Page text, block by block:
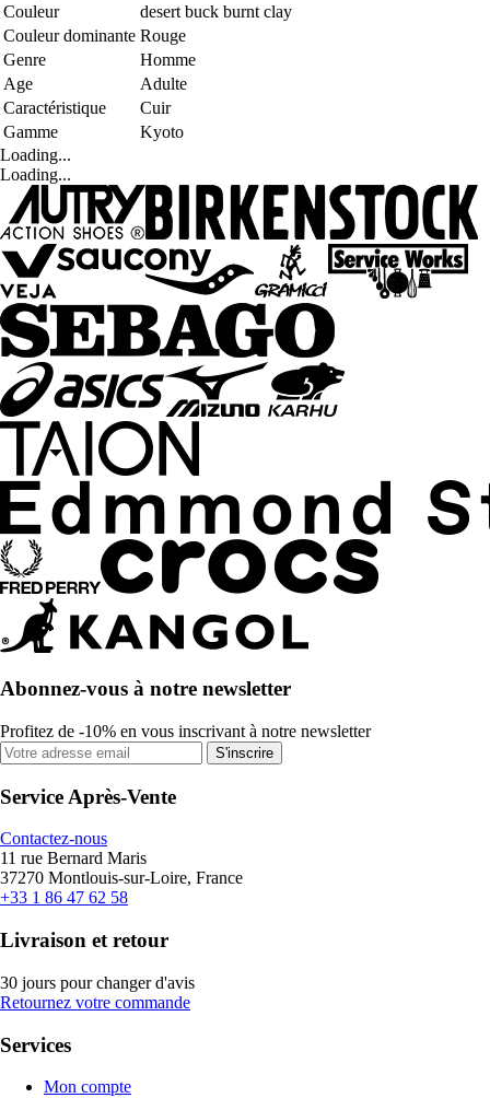
Couleur
desert buck burnt clay
Couleur dominante Rouge
Genre
Homme
Age
Adulte
Caractéristique
Cuir
Gamme
Kyoto
Loading...
Loading...
Abonnez-vous à notre newsletter
Profitez de -10% en vous inscrivant à notre newsletter
S'inscrire
Service Après-Vente
Contactez-nous
11 rue Bernard Maris
37270 Montlouis-sur-Loire, France
+33 1 86 47 62 58
Livraison et retour
30 jours pour changer d'avis
Retournez votre commande
Services
Mon compte